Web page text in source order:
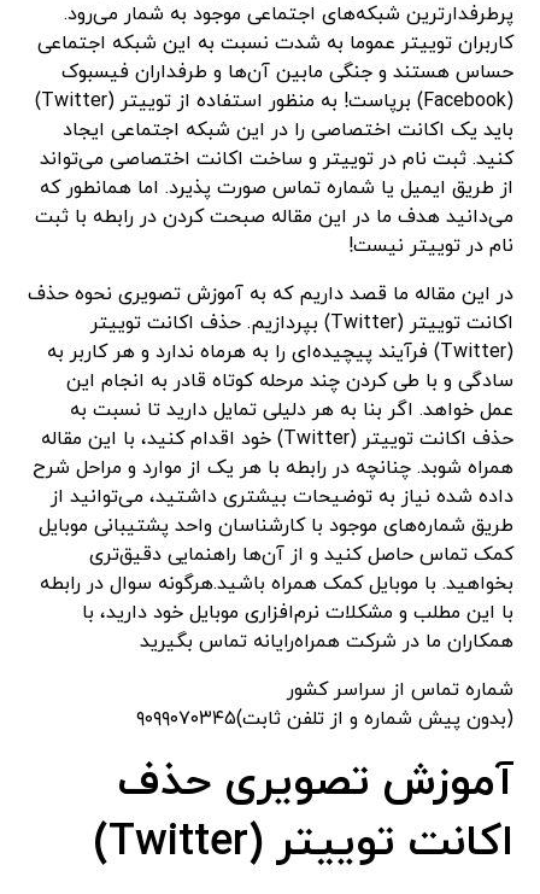
پرطرفدارترین شبکه‌های اجتماعی موجود به شمار می‌رود.
کاربران توییتر عموما به شدت نسبت به این شبکه اجتماعی
حساس هستند و جنگی مابین آن‌ها و طرفداران فیسبوک
(Facebook) برپاست! به منظور استفاده از توییتر (Twitter)
باید یک اکانت اختصاصی را در این شبکه اجتماعی ایجاد
کنید. ثبت نام در توییتر و ساخت اکانت اختصاصی می‌تواند
از طریق ایمیل یا شماره تماس صورت پذیرد. اما همانطور که
می‌دانید هدف ما در این مقاله صبحت کردن در رابطه با ثبت
نام در توییتر نیست!
در این مقاله ما قصد داریم که به آموزش تصویری نحوه حذف
اکانت توییتر (Twitter) بپردازیم. حذف اکانت توییتر
(Twitter) فرآیند پیچیده‌ای را به هرماه ندارد و هر کاربر به
سادگی و با طی کردن چند مرحله کوتاه قادر به انجام این
عمل خواهد. اگر بنا به هر دلیلی تمایل دارید تا نسبت به
حذف اکانت توییتر (Twitter) خود اقدام کنید، با این مقاله
همراه شوبد. چنانچه در رابطه با هر یک از موارد و مراحل شرح
داده شده نیاز به توضیحات بیشتری داشتید، می‌توانید از
طریق شماره‌های موجود با کارشناسان واحد پشتیبانی موبایل
کمک تماس حاصل کنید و از آن‌ها راهنمایی دقیق‌تری
بخواهید. با موبایل کمک همراه باشید.هرگونه سوال در رابطه
با این مطلب و مشکلات نرم‌افزاری موبایل خود دارید، با
همکاران ما در شرکت همراه‌رایانه تماس بگیرید
شماره تماس از سراسر کشور
(بدون پیش شماره و از تلفن ثابت)۹۰۹۹۰۷۰۳۴۵
آموزش تصویری حذف
اکانت توییتر(Twitter)